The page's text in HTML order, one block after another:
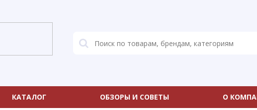
КАТАЛОГ ОБЗОРЫ И СОВЕТЫ О